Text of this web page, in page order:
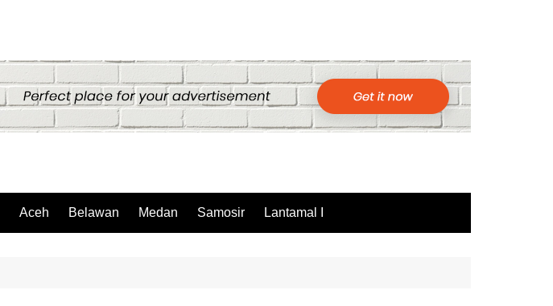
Aceh Belawan Medan Samosir Lantamal I